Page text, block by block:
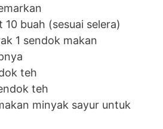
10 buah (sesuai selera)
1 sendok makan
teh
teh
minyak sayur untuk